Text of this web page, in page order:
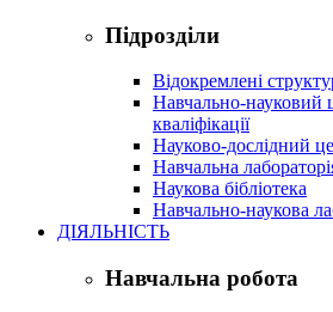
Підрозділи
Відокремлені
Навчально-науковий
кваліфікації
Науково-дослідний
Навчальна
Наукова бібліотека
Навчально-наукова
ДІЯЛЬНІСТЬ
Навчальна робота